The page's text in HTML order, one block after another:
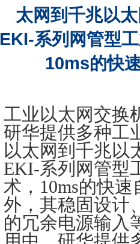
太网到千兆以
EKI-系列网管型
10ms的快
工业以太网交换
研华提供多种工
以太网到千兆以
EKI-系列网管型
术，10ms的快
外，其稳固设计
的冗余电源输入